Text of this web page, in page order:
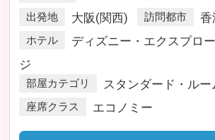
出発地 大阪(関西) 訪問都市 香
ホテル
ディズニー・エクスプロ
ジ
部屋カテゴリ スタンダード・ルー
座席クラス エコノミー